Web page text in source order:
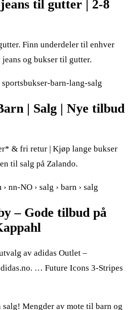
til gutter | 2-8
Finn underdeler til enhver
og bukser til gutter.
barn-lang-salg
| Salg | Nye tilbud
& fri retur | Kjøp lange bukser
til salg på Zalando.
nn-NO › salg › barn › salg
– Gode tilbud på
av adidas Outlet –
… Future Icons 3-Stripes
Mengder av mote til barn og